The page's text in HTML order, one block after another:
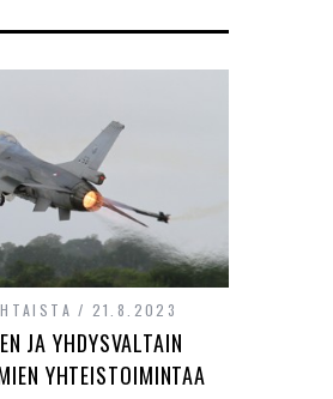
21.8.2023
JA YHDYSVALTAIN
YHTEISTOIMINTAA